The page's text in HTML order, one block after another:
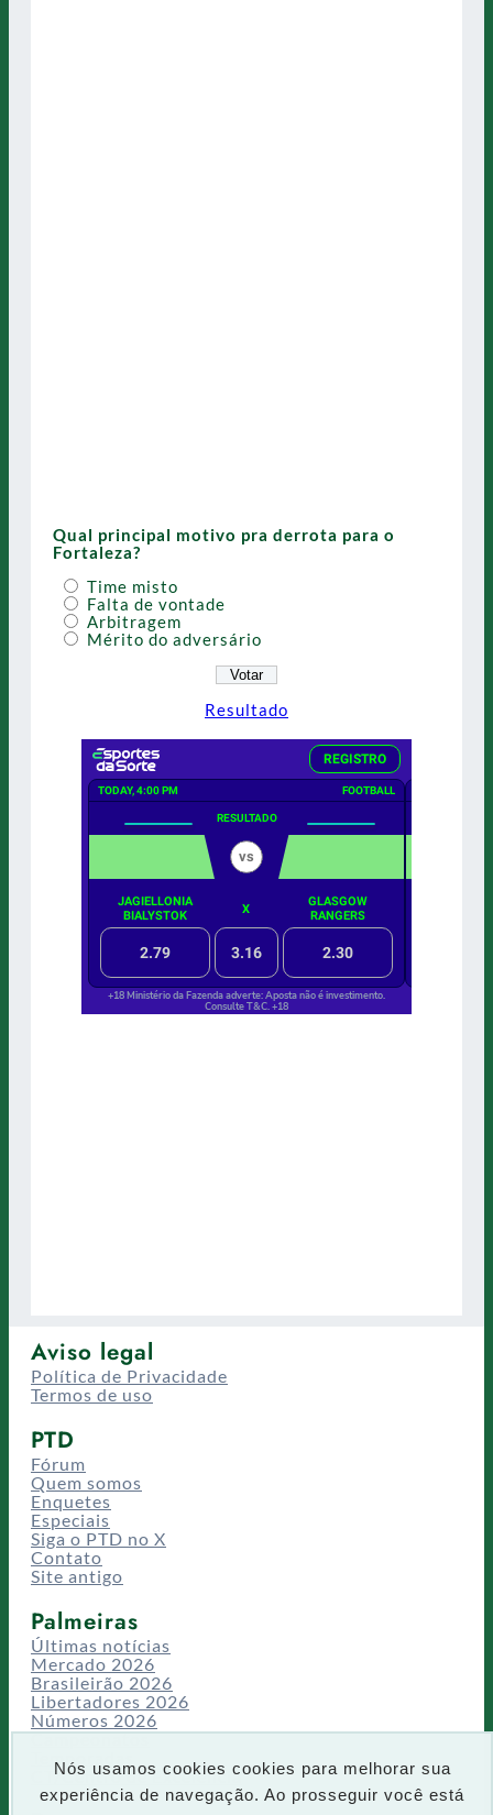
Nós usamos cookies cookies para melhorar sua
experiência de navegação. Ao prosseguir você está
Qual principal motivo pra derrota para o
Fortaleza?
Time misto
Falta de vontade
Arbitragem
Mérito do adversário
Resultado
Aviso legal
Política de Privacidade
Termos de uso
PTD
Fórum
Quem somos
Enquetes
Especiais
Siga o PTD no X
Contato
Site antigo
Palmeiras
Últimas notícias
Mercado 2026
Brasileirão 2026
Libertadores 2026
Números 2026
Campeonatos
Temporadas
CT/Centro de Excelência